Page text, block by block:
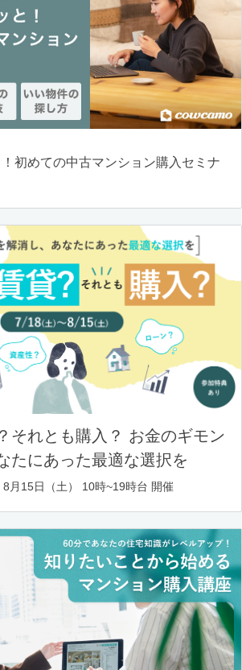
初めての中古マンション購入セミナ
それとも購入？ お金のギモン
たにあった最適な選択を
月15日（土） 10時~19時台 開催